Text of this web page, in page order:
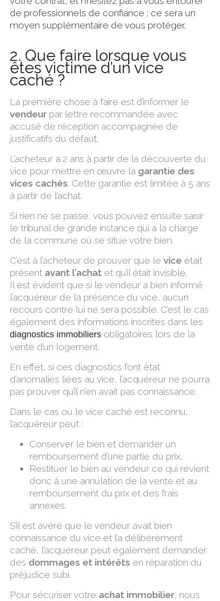
de professionnels de confiance ; ce sera un
moyen supplémentaire de vous protéger.
2. Que faire lorsque vous
êtes victime d’un vice
caché ?
La première chose à faire est d’informer le
vendeur par lettre recommandée avec
accusé de réception accompagnée de
justificatifs du défaut.
L’acheteur a 2 ans à partir de la découverte du
vice pour mettre en œuvre la garantie des
vices cachés. Cette garantie est limitée à 5 ans
à partir de l’achat.
Si rien ne se passe, vous pouvez ensuite saisir
le tribunal de grande instance qui a la charge
de la commune où se situe votre bien.
C’est à l’acheteur de prouver que le vice était
présent avant l’achat et qu’il était invisible.
Il est évident que si le vendeur a bien informé
l’acquéreur de la présence du vice, aucun
recours contre lui ne sera possible. C’est le cas
également des informations inscrites dans les
diagnostics immobiliers obligatoires lors de la
vente d’un logement.
En effet, si ces diagnostics font état
d’anomalies liées au vice, l’acquéreur ne pourra
pas prouver qu’il n’en avait pas connaissance.
Dans le cas où le vice caché est reconnu,
l’acquéreur peut :
Conserver le bien et demander un
remboursement d’une partie du prix,
Restituer le bien au vendeur ce qui revient
donc à une annulation de la vente et au
remboursement du prix et des frais
annexes.
S’il est avéré que le vendeur avait bien
connaissance du vice et l’a délibérément
caché, l’acquéreur peut également demander
des dommages et intérêts en réparation du
préjudice subi.
Pour sécuriser votre achat immobilier, nous